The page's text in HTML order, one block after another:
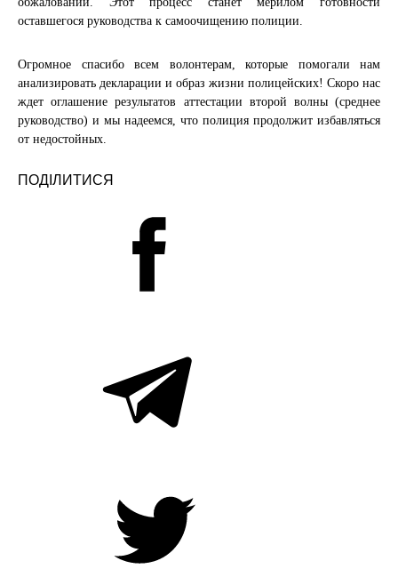
оставшегося руководства к самоочищению полиции.
Огромное спасибо всем волонтерам, которые помогали нам
анализировать декларации и образ жизни полицейских! Скоро нас
ждет оглашение результатов аттестации второй волны (среднее
руководство) и мы надеемся, что полиция продолжит избавляться
от недостойных.
ПОДІЛИТИСЯ